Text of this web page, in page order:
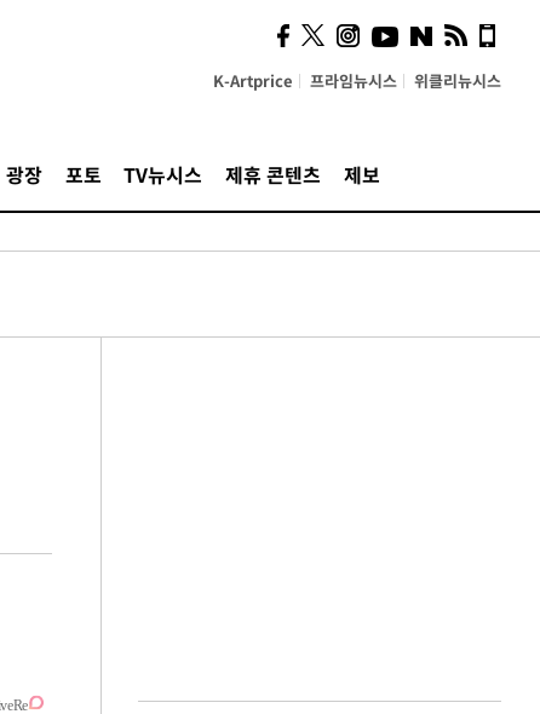
K-Artprice 프라임뉴시스 위클리뉴시스
광장 포토 TV뉴시스 제휴 콘텐츠 제보